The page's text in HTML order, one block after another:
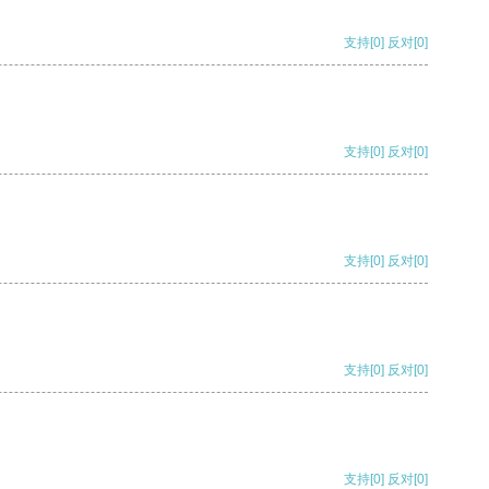
支持[0] 反对[0]
支持[0] 反对[0]
支持[0] 反对[0]
支持[0] 反对[0]
支持[0] 反对[0]